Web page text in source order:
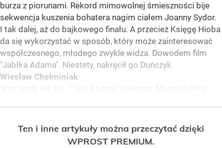
burza z piorunami. Rekord mimowolnej śmieszności bije
sekwencja kuszenia bohatera nagim ciałem Joanny Sydor.
I tak dalej, aż do bajkowego finału. A przecież Księgę Hioba
da się wykorzystać w sposób, który może zainteresować
współczesnego, młodego zwykle widza. Dowodem film
"Jabłka Adama". Niestety, nakręcił go Duńczyk.
Wiesław Chełminiak
"Kto nigdy nie żył...", reż. Andrzej Seweryn, Monolith Plus
Ten i inne artykuły można przeczytać dzięki
WPROST PREMIUM.